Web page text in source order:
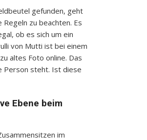
gefunden, geht
zu beachten. Es
ob es sich um ein
von Mutti ist bei einem
altes Foto online. Das
Person steht. Ist diese
Ebene beim
im